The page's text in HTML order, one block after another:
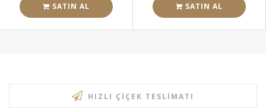
SATIN AL SATIN AL
HIZLI ÇIÇEK TESLIMATI